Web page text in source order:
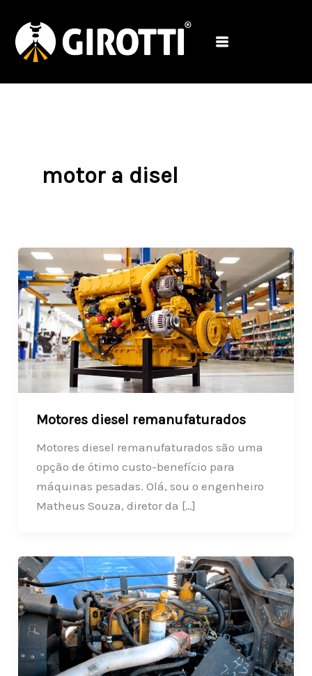
para
motor a disel
Motores diesel remanufaturados
Motores diesel remanufaturados são uma
opção de ótimo custo-benefício para
máquinas pesadas. Olá, sou o engenheiro
Matheus Souza, diretor da […]